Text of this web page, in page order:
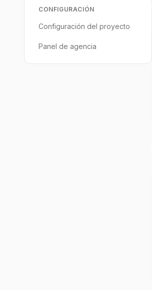
CONFIGURACIÓN
Configuración del proyecto
Panel de agencia